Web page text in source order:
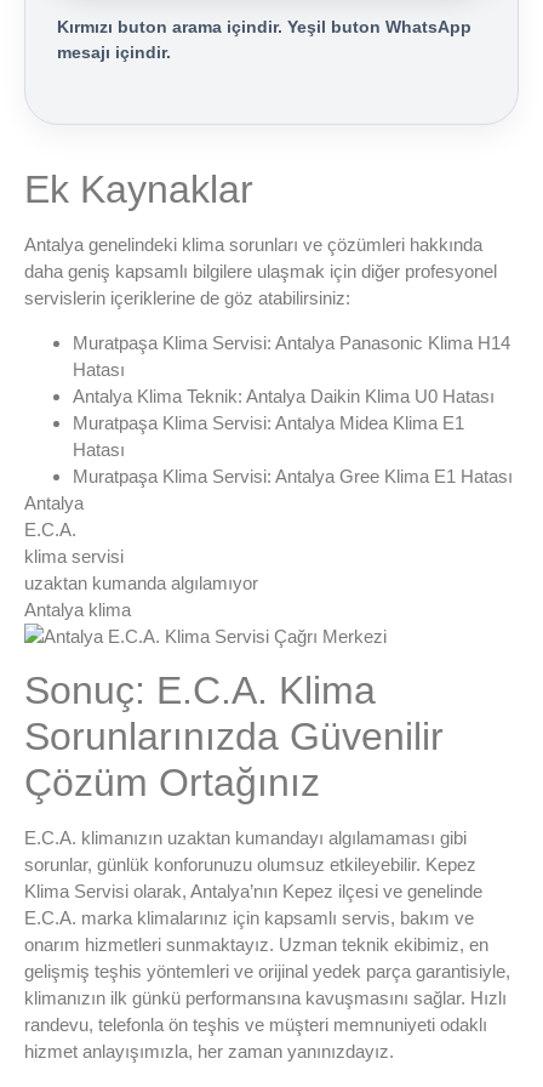
Kırmızı buton arama içindir. Yeşil buton WhatsApp
mesajı içindir.
Ek Kaynaklar
Antalya genelindeki klima sorunları ve çözümleri hakkında
daha geniş kapsamlı bilgilere ulaşmak için diğer profesyonel
servislerin içeriklerine de göz atabilirsiniz:
Muratpaşa Klima Servisi: Antalya Panasonic Klima H14
Hatası
Antalya Klima Teknik: Antalya Daikin Klima U0 Hatası
Muratpaşa Klima Servisi: Antalya Midea Klima E1
Hatası
Muratpaşa Klima Servisi: Antalya Gree Klima E1 Hatası
Antalya
E.C.A.
klima servisi
uzaktan kumanda algılamıyor
Antalya klima
Sonuç: E.C.A. Klima
Sorunlarınızda Güvenilir
Çözüm Ortağınız
E.C.A. klimanızın uzaktan kumandayı algılamaması gibi
sorunlar, günlük konforunuzu olumsuz etkileyebilir. Kepez
Klima Servisi olarak, Antalya’nın Kepez ilçesi ve genelinde
E.C.A. marka klimalarınız için kapsamlı servis, bakım ve
onarım hizmetleri sunmaktayız. Uzman teknik ekibimiz, en
gelişmiş teşhis yöntemleri ve orijinal yedek parça garantisiyle,
klimanızın ilk günkü performansına kavuşmasını sağlar. Hızlı
randevu, telefonla ön teşhis ve müşteri memnuniyeti odaklı
hizmet anlayışımızla, her zaman yanınızdayız.